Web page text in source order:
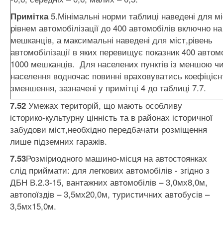
Примітка5.Мінімальні норми таблиці наведені для
рівнем автомобілізації до 400 автомобілів включно
мешканців, а максимальні наведені для міст,рівень
автомобілізації в яких перевищує показник 400
1000 мешканців. Для населених пунктів із меншою
населення водночас повинні враховуватись
зменшення, зазначені у примітці 4 до таблиці 7.7.
7.52 Умежах територій, що мають особливу
історико-культурну цінність та в районах історичної
забудови міст,необхідно передбачати розміщення
лише підземних гаражів.
7.53Розміриодного машино-місця на автостоянках
слід приймати: для легкових автомобілів - згідно з
ДБН В.2.3-15, вантажних автомобілів – 3,0мх8,0м,
автопоїздів – 3,5мх20,0м, туристичних автобусів –
3,5мх15,0м.